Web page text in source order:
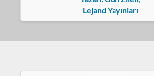
Lejand Yayınları